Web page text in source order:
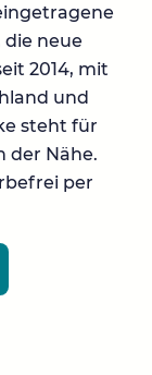
neue
2014, mit
und
steht für
der Nähe.
per